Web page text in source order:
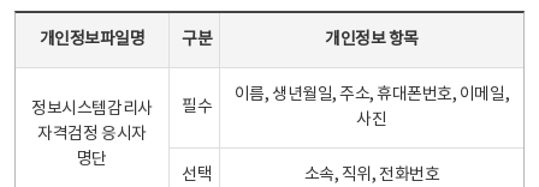
개인정보파일명 구분 개인정보 항목
정보시스템감리사
자격검정 응시자
명단
필수
이름, 생년월일, 주소, 휴대폰번호, 이메일,
사진
선택 소속, 직위, 전화번호